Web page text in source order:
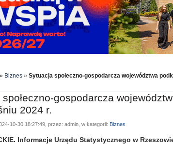
» Biznes » Sytuacja społeczno-gospodarcza województwa
gospodarcza
2024 r.
10-30 18:27:49, przez: admin, w kategorii: Biznes
Informacje Urzędu Statystycznego w